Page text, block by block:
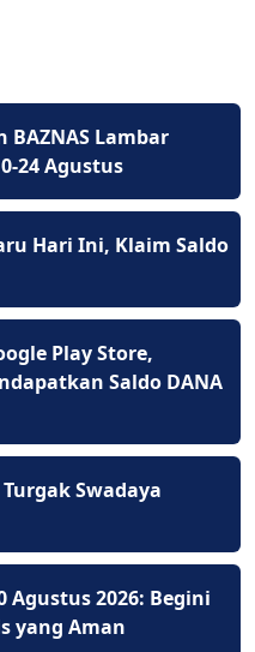
BAZNAS Lambar
24 Agustus
Hari Ini, Klaim Saldo
Play Store,
Saldo DANA
Swadaya
Agustus 2026: Begini
yang Aman